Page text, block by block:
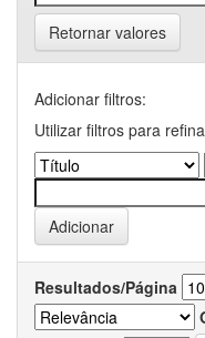
Retornar valores
Adicionar filtros:
Utilizar filtros para
Resultados/Página